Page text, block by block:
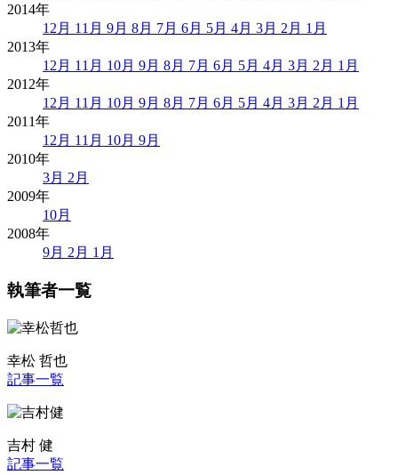
2014年
12月 11月 9月 8月 7月 6月 5月 4月 3月 2月 1月
2013年
12月 11月 10月 9月 8月 7月 6月 5月 4月 3月 2月 1月
2012年
12月 11月 10月 9月 8月 7月 6月 5月 4月 3月 2月 1月
2011年
12月 11月 10月 9月
2010年
3月 2月
2009年
10月
2008年
9月 2月 1月
執筆者一覧
幸松 哲也
記事一覧
吉村 健
記事一覧